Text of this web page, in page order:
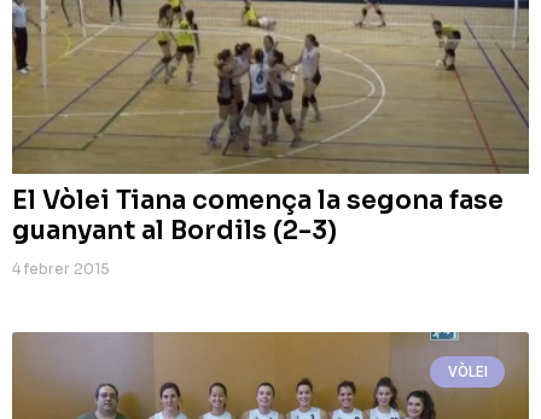
El Vòlei Tiana comença la segona fase
guanyant al Bordils (2-3)
4 febrer 2015
VÒLEI